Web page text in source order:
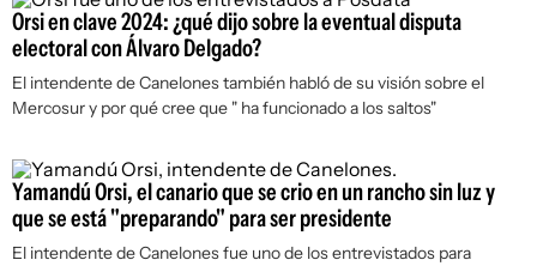
Orsi en clave 2024: ¿qué dijo sobre la eventual disputa
electoral con Álvaro Delgado?
El intendente de Canelones también habló de su visión sobre el
Mercosur y por qué cree que " ha funcionado a los saltos"
Yamandú Orsi, el canario que se crio en un rancho sin luz y
que se está "preparando" para ser presidente
El intendente de Canelones fue uno de los entrevistados para